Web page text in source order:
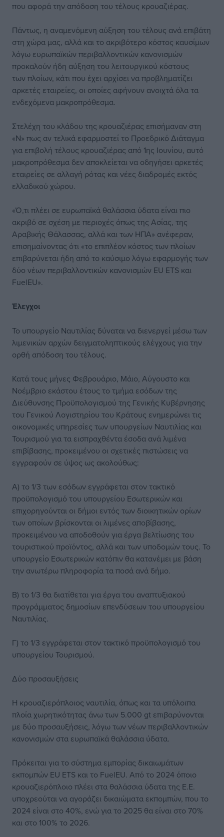
που αφορά την απόδοση του τέλους κρουαζιέρας.
Πάντως, η αναμενόμενη αύξηση του τέλους ανά επιβάτη
στη χώρα μας, αλλά και το ακριβότερο κόστος καυσίμων
λόγω ευρωπαϊκών περιβαλλοντικών κανονισμών
προκαλούν ήδη αύξηση του λειτουργικού κόστους
των πλοίων, κάτι που έχει αρχίσει να προβληματίζει
αρκετές εταιρείες, οι οποίες αφήνουν ανοιχτά όλα τα
ενδεχόμενα μακροπρόθεσμα.
Στελέχη του κλάδου της κρουαζιέρας επισήμαναν στη
«Ν» πως αν τελικά εφαρμοστεί το Προεδρικό Διάταγμα
για επιβολή τέλους κρουαζιέρας από 1ης Ιουνίου, αυτό
μακροπρόθεσμα δεν αποκλείεται να οδηγήσει αρκετές
εταιρείες σε αλλαγή ρότας και νέες διαδρομές εκτός
ελλαδικού χώρου.
«Ό,τι πλέει σε ευρωπαϊκά θαλάσσια ύδατα είναι πιο
ακριβό σε σχέση με περιοχές όπως της Ασίας, της
Αραβικής Θάλασσας, αλλά και των ΗΠΑ» ανέφεραν,
επισημαίνοντας ότι «το επιπλέον κόστος των πλοίων
επιβαρύνεται ήδη από το καύσιμο λόγω εφαρμογής των
δύο νέων περιβαλλοντικών κανονισμών EU ETS και
FuelEU».
Έλεγχοι
To υπουργείο Ναυτιλίας δύναται να διενεργεί μέσω των
λιμενικών αρχών δειγματοληπτικούς ελέγχους για την
ορθή απόδοση του τέλους.
Κατά τους μήνες Φεβρουάριο, Μάιο, Αύγουστο και
Νοέμβριο εκάστου έτους το τμήμα εσόδων της
Διεύθυνσης Προϋπολογισμού της Γενικής Κυβέρνησης
του Γενικού Λογιστηρίου του Κράτους ενημερώνει τις
οικονομικές υπηρεσίες των υπουργείων Ναυτιλίας και
Τουρισμού για τα εισπραχθέντα έσοδα ανά λιμένα
επιβίβασης, προκειμένου οι σχετικές πιστώσεις να
εγγραφούν σε ύψος ως ακολούθως:
Α) το 1/3 των εσόδων εγγράφεται στον τακτικό
προϋπολογισμό του υπουργείου Εσωτερικών και
επιχορηγούνται οι δήμοι εντός των διοικητικών ορίων
των οποίων βρίσκονται οι λιμένες αποβίβασης,
προκειμένου να αποδοθούν για έργα βελτίωσης του
τουριστικού προϊόντος, αλλά και των υποδομών τους. Το
υπουργείο Εσωτερικών κατόπιν θα κατανέμει με βάση
την ανωτέρω πληροφορία τα ποσά ανά δήμο.
Β) το 1/3 θα διατίθεται για έργα του αναπτυξιακού
προγράμματος δημοσίων επενδύσεων του υπουργείου
Ναυτιλίας.
Γ) το 1/3 εγγράφεται στον τακτικό προϋπολογισμό του
υπουργείου Τουρισμού.
Δύο προσαυξήσεις
Η κρουαζιερόπλοιος ναυτιλία, όπως και τα υπόλοιπα
πλοία χωρητικότητας άνω των 5.000 gt επιβαρύνονται
με δύο προσαυξήσεις, λόγω των νέων περιβαλλοντικών
κανονισμών στα ευρωπαϊκά θαλάσσια ύδατα.
Πρόκειται για το σύστημα εμπορίας δικαιωμάτων
εκπομπών EU ETS και το FuelEU. Από το 2024 όποιο
κρουαζιερόπλοιο πλέει στα θαλάσσια ύδατα της Ε.Ε.
υποχρεούται να αγοράζει δικαιώματα εκπομπών, που το
2024 είναι στο 40%, ενώ για το 2025 θα είναι στο 70%
και στο 100% το 2026.